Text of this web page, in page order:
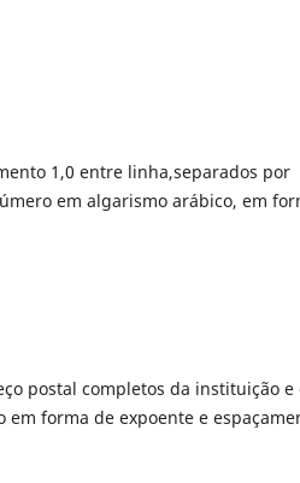
1,0 entre linha,separados por
em algarismo arábico, em
postal completos da instituição e
forma de expoente e